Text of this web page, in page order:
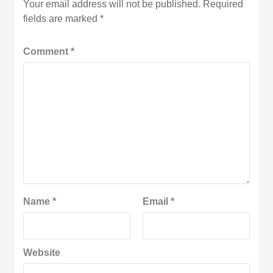
Your email address will not be published. Required
fields are marked*
Comment*
Name* Email *
Website